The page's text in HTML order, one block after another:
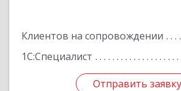
Клиентов на сопровождении
1С:Специалист
Отправить заявку
Отправить заявку